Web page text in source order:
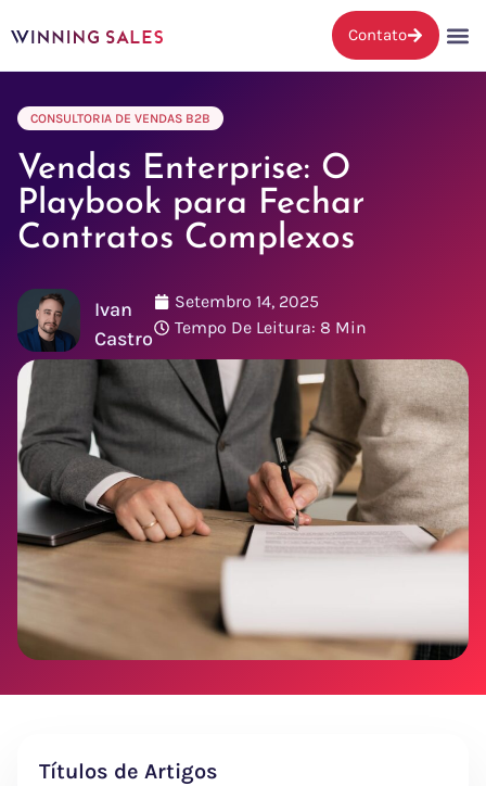
Contato
CONSULTORIA DE VENDAS B2B
Vendas Enterprise: O
Playbook para Fechar
Contratos Complexos
Setembro 14, 2025
Tempo De Leitura: 8 Min
Ivan
Castro
Títulos de Artigos